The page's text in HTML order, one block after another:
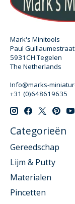
Mark's Minitools
Paul Guillaumestraat
5931CH Tegelen
The Netherlands
Info@marks-
+31 (0)648619635
Categorieën
Gereedschap
Lijm & Putty
Materialen
Pincetten